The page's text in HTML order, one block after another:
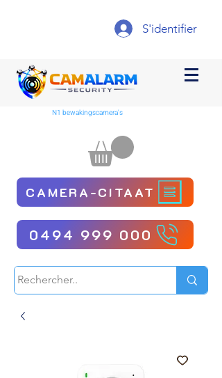
S'identifier
N1 bewakingscamera's
CAMERA-CITAAT
0494 999 000